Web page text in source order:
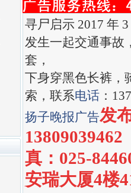
寻尸启示 2017 年
发生一起交通事故
套，
下身穿黑色长裤，
索，联系电话 ：
扬子晚报广告发
真：025-
安瑞大厦4楼